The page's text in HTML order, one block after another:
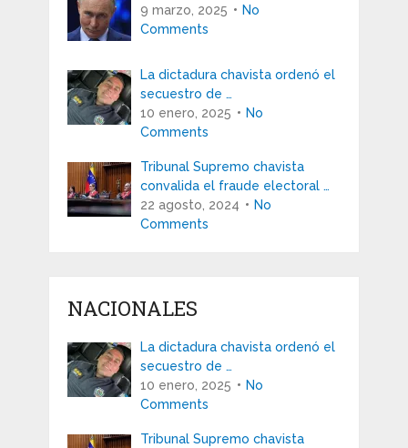
9 marzo, 2025
No
Comments
La dictadura chavista ordenó el
secuestro de …
10 enero, 2025
No
Comments
Tribunal Supremo chavista
convalida el fraude electoral …
22 agosto, 2024
No
Comments
NACIONALES
La dictadura chavista ordenó el
secuestro de …
10 enero, 2025
No
Comments
Tribunal Supremo chavista